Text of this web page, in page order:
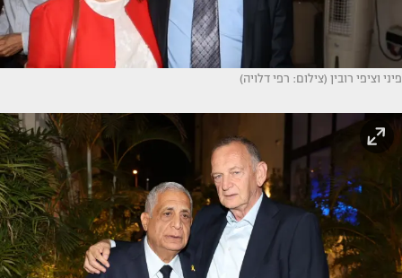
פיני וציפי רובין (צילום: רפי דלויה)